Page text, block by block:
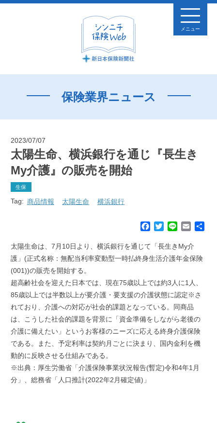
メニュー
保険業界ニュース
2023/07/07
太陽生命、横浜銀行を通じ『長生き
My介護』の販売を開始
生保
Tag: 商品情報 太陽生命 横浜銀行
e
o
k
T
i
t
r
n
e
E
a
i
太陽生命は、7月10日より、横浜銀行を通じて「長生きMy介
護」(正式名称：無配当利率変動型一時払終身生活介護年金保険
(001))の販売を開始する。
超高齢社会を迎えた日本では、現在75歳以上では約3人に1人、
85歳以上では半数以上が要介護・要支援の介護状態に認定※さ
れており、介護への対応が社会的課題となっている。同商品
は、こうした社会的課題を背景に「資金準備をしながら老後の
介護に備えたい」というお客様のニーズに応える終身介護保険
である。また、予定利率は契約月ごとに決まり、国内金利を機
動的に反映させる仕組みである。
※出典：厚生労働省「介護保険事業状況報告(暫定)令和4年1月
分」、総務省「人口推計(2022年2月確定値)」